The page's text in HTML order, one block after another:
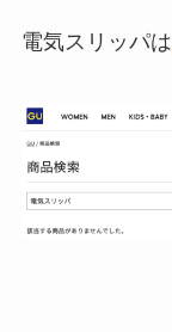
電気スリッパは